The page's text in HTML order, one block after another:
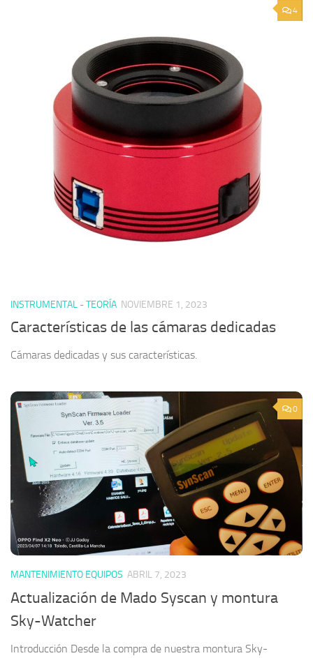
4
INSTRUMENTAL - TEORÍA NOVIEMBRE 1, 2023
Características de las cámaras dedicadas
Cámaras dedicadas y sus características.
0
MANTENIMIENTO EQUIPOS ABRIL 7, 2023
Actualización de Mado Syscan y montura
Sky-Watcher
Introducción Desde la compra de nuestra montura Sky-